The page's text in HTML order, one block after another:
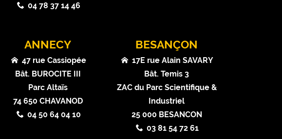
04 78 37 14 46
ANNECY
47 rue Cassiopée
Bât. BUROCITE III
Parc Altaïs
74 650 CHAVANOD
04 50 64 04 10
BESANÇON
17E rue Alain SAVARY
Bât. Temis 3
ZAC du Parc Scientifique &
Industriel
25 000 BESANCON
03 81 54 72 61